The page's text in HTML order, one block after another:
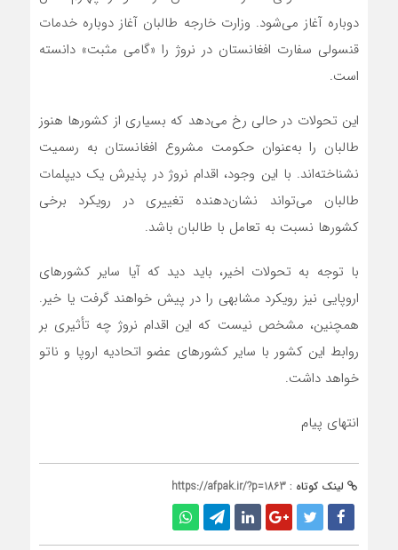
دوباره آغاز می‌شود. وزارت خارجه طالبان آغاز دوباره خدمات
قنسولی سفارت افغانستان در نروژ را «گامی مثبت» دانسته
است.
این تحولات در حالی رخ می‌دهد که بسیاری از کشورها هنوز
طالبان را به‌عنوان حکومت مشروع افغانستان به رسمیت
نشناخته‌اند. با این وجود، اقدام نروژ در پذیرش یک دیپلمات
طالبان می‌تواند نشان‌دهنده تغییری در رویکرد برخی
کشورها نسبت به تعامل با طالبان باشد.
با توجه به تحولات اخیر، باید دید که آیا سایر کشورهای
اروپایی نیز رویکرد مشابهی را در پیش خواهند گرفت یا خیر.
همچنین، مشخص نیست که این اقدام نروژ چه تأثیری بر
روابط این کشور با سایر کشورهای عضو اتحادیه اروپا و ناتو
خواهد داشت.
انتهای پیام
لینک کوتاه : https://afpak.ir/?p=1863